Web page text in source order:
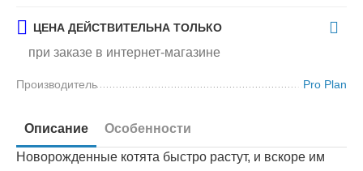
ЦЕНА ДЕЙСТВИТЕЛЬНА ТОЛЬКО
при заказе в интернет-магазине
Производитель Pro Plan
Описание Особенности
Новорожденные котята быстро растут, и вскоре им